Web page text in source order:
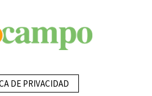
DE PRIVACIDAD